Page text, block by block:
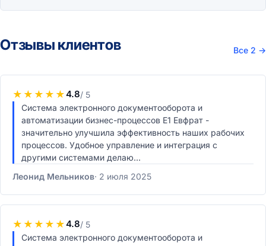
Отзывы клиентов Все 2 →
★ ★ ★ ★ ★4.8/ 5
Система электронного документооборота и
автоматизации бизнес-процессов Е1 Евфрат -
значительно улучшила эффективность наших рабочих
процессов. Удобное управление и интеграция с
другими системами делаю...
Леонид Мельников 2 июля 2025
★ ★ ★ ★ ★4.8/ 5
Система электронного документооборота и